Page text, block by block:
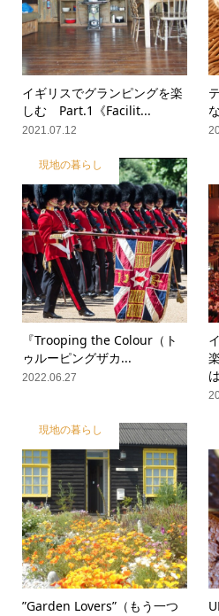
イギリスでグランピングを楽
しむ Part.1《Facilit...
2021.07.12
現地の暮らし
『Trooping the Colour（ト
ゥルーピングザカ...
2022.06.27
現地の暮らし
”Garden Lovers”（もう一つ